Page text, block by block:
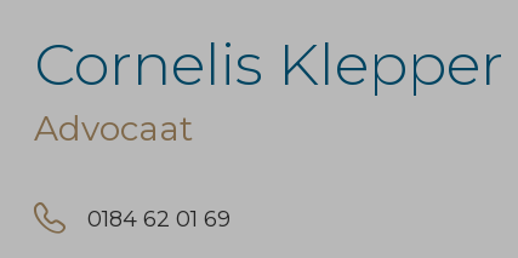
Cornelis Klepper
Advocaat
0184 62 01 69